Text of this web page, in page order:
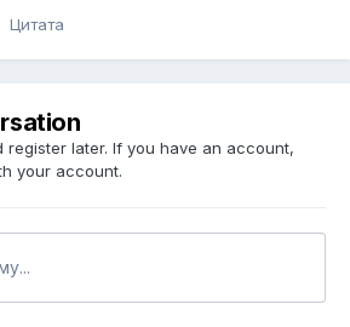
Цитата
register later. If you have an account,
your account.